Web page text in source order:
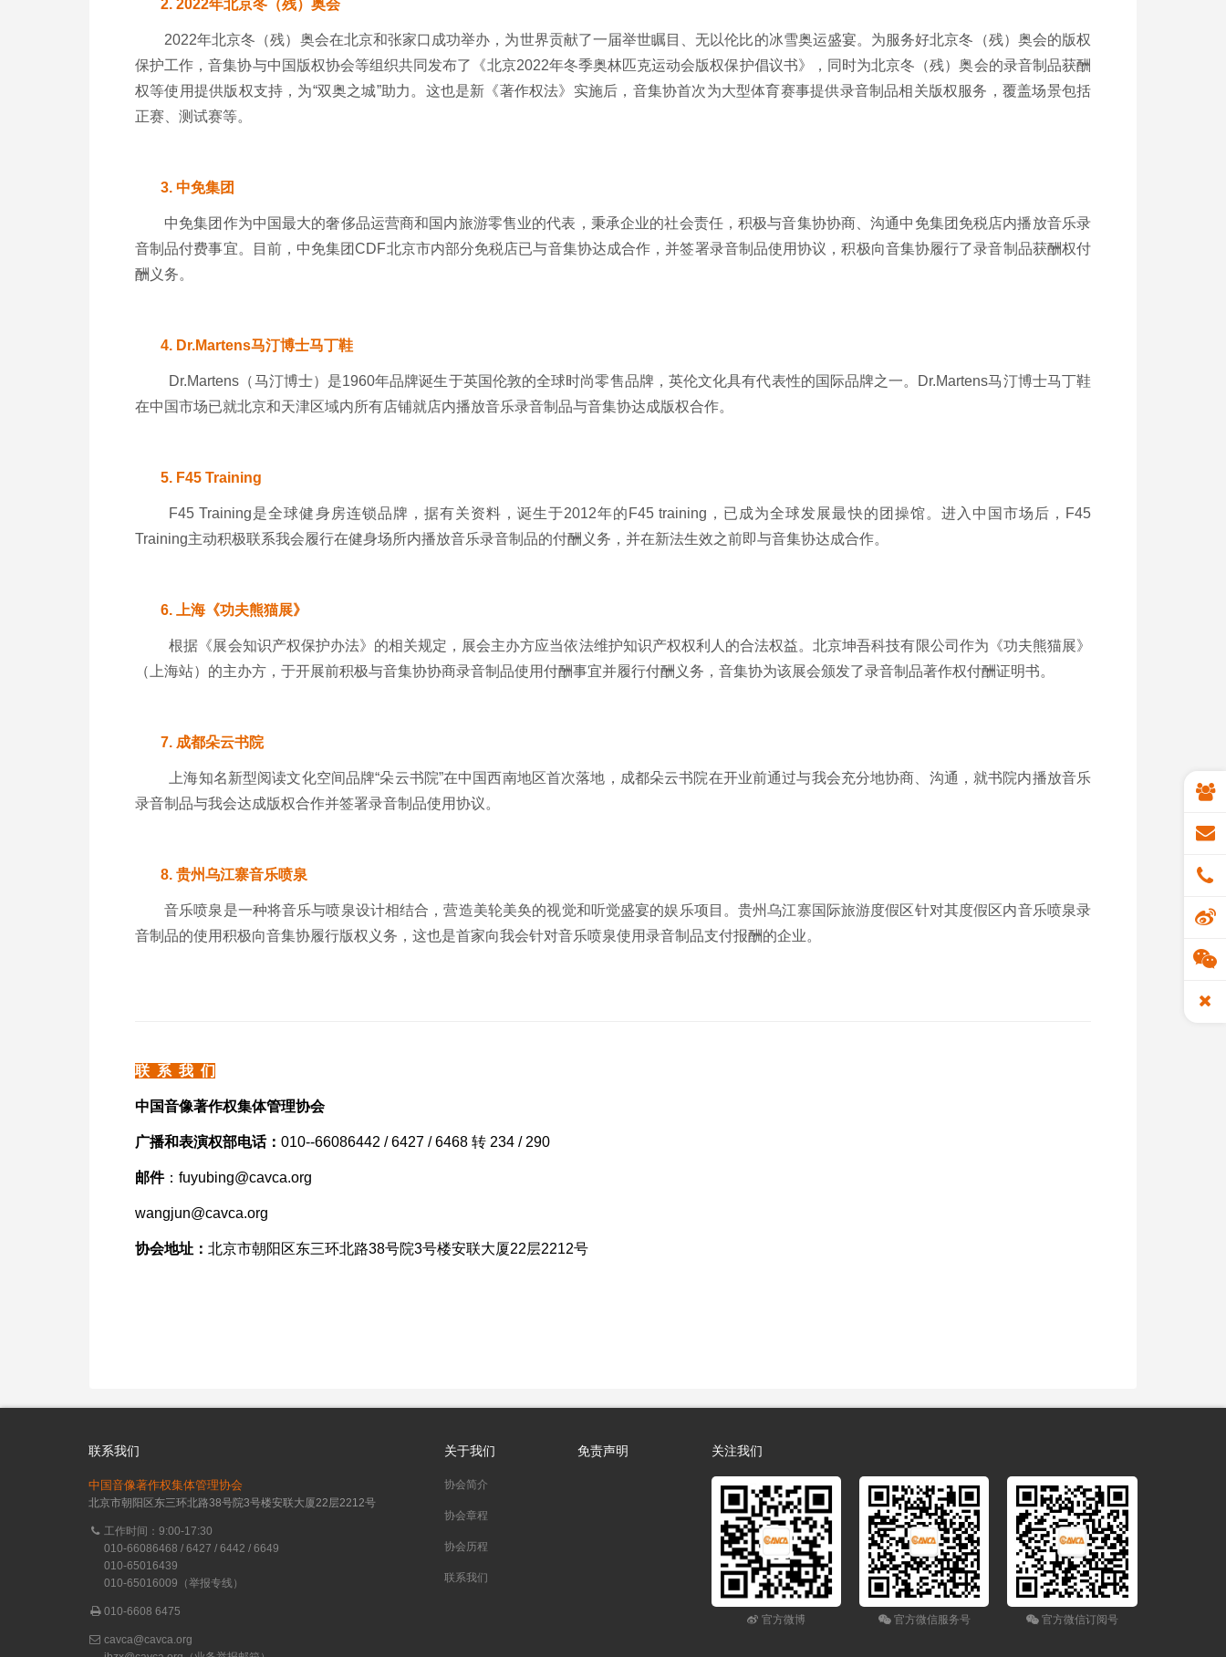
2. 2022年北京冬（残）奥会
2022年北京冬（残）奥会在北京和张家口成功举办，为世界贡献了一届举世瞩目、无以伦比的冰雪奥运盛宴。为服务好北京冬（残）奥会的版权
保护工作，音集协与中国版权协会等组织共同发布了《北京2022年冬季奥林匹克运动会版权保护倡议书》，同时为北京冬（残）奥会的录音制品获酬
权等使用提供版权支持，为“双奥之城”助力。这也是新《著作权法》实施后，音集协首次为大型体育赛事提供录音制品相关版权服务，覆盖场景包括
正赛、测试赛等。
3. 中免集团
中免集团作为中国最大的奢侈品运营商和国内旅游零售业的代表，秉承企业的社会责任，积极与音集协协商、沟通中免集团免税店内播放音乐录
音制品付费事宜。目前，中免集团CDF北京市内部分免税店已与音集协达成合作，并签署录音制品使用协议，积极向音集协履行了录音制品获酬权付
酬义务。
4. Dr.Martens马汀博士马丁鞋
Dr.Martens（马汀博士）是1960年品牌诞生于英国伦敦的全球时尚零售品牌，英伦文化具有代表性的国际品牌之一。Dr.Martens马汀博士马丁鞋
在中国市场已就北京和天津区域内所有店铺就店内播放音乐录音制品与音集协达成版权合作。
5. F45 Training
F45 Training是全球健身房连锁品牌，据有关资料，诞生于2012年的F45 training，已成为全球发展最快的团操馆。进入中国市场后，F45
Training主动积极联系我会履行在健身场所内播放音乐录音制品的付酬义务，并在新法生效之前即与音集协达成合作。
6. 上海《功夫熊猫展》
根据《展会知识产权保护办法》的相关规定，展会主办方应当依法维护知识产权权利人的合法权益。北京坤吾科技有限公司作为《功夫熊猫展》
（上海站）的主办方，于开展前积极与音集协协商录音制品使用付酬事宜并履行付酬义务，音集协为该展会颁发了录音制品著作权付酬证明书。
7. 成都朵云书院
上海知名新型阅读文化空间品牌“朵云书院”在中国西南地区首次落地，成都朵云书院在开业前通过与我会充分地协商、沟通，就书院内播放音乐
录音制品与我会达成版权合作并签署录音制品使用协议。
8. 贵州乌江寨音乐喷泉
音乐喷泉是一种将音乐与喷泉设计相结合，营造美轮美奂的视觉和听觉盛宴的娱乐项目。贵州乌江寨国际旅游度假区针对其度假区内音乐喷泉录
音制品的使用积极向音集协履行版权义务，这也是首家向我会针对音乐喷泉使用录音制品支付报酬的企业。
联 系 我 们
中国音像著作权集体管理协会
广播和表演权部电话： 010--66086442 / 6427 / 6468 转 234 / 290
邮件：fuyubing@cavca.org
wangjun@cavca.org
协会地址： 北京市朝阳区东三环北路38号院3号楼安联大厦22层2212号
联系我们
中国音像著作权集体管理协会
北京市朝阳区东三环北路38号院3号楼安联大厦22层2212号
工作时间：9:00-17:30
010-66086468 / 6427 / 6442 / 6649
010-65016439
010-65016009（举报专线）
010-6608 6475
cavca@cavca.org
关于我们
协会简介
协会章程
协会历程
联系我们
免责声明 关注我们
官方微博 官方微信服务号 官方微信订阅号